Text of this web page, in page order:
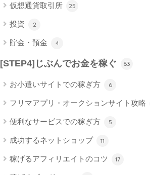
仮想通貨取引所 25
投資 2
貯金・預金 4
[STEP4]じぶんでお金を稼ぐ 63
お小遣いサイトでの稼ぎ方 6
フリマアプリ・オークションサイト攻略
便利なサービスでの稼ぎ方 5
成功するネットショップ 11
稼げるアフィリエイトのコツ 17